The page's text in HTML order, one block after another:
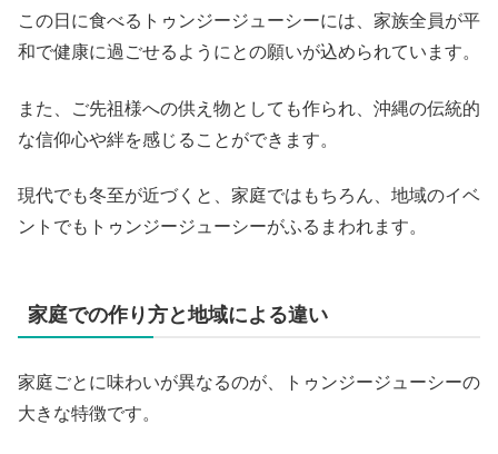
この日に食べるトゥンジージューシーには、家族全員が平
和で健康に過ごせるようにとの願いが込められています。
また、ご先祖様への供え物としても作られ、沖縄の伝統的
な信仰心や絆を感じることができます。
現代でも冬至が近づくと、家庭ではもちろん、地域のイベ
ントでもトゥンジージューシーがふるまわれます。
家庭での作り方と地域による違い
家庭ごとに味わいが異なるのが、トゥンジージューシーの
大きな特徴です。